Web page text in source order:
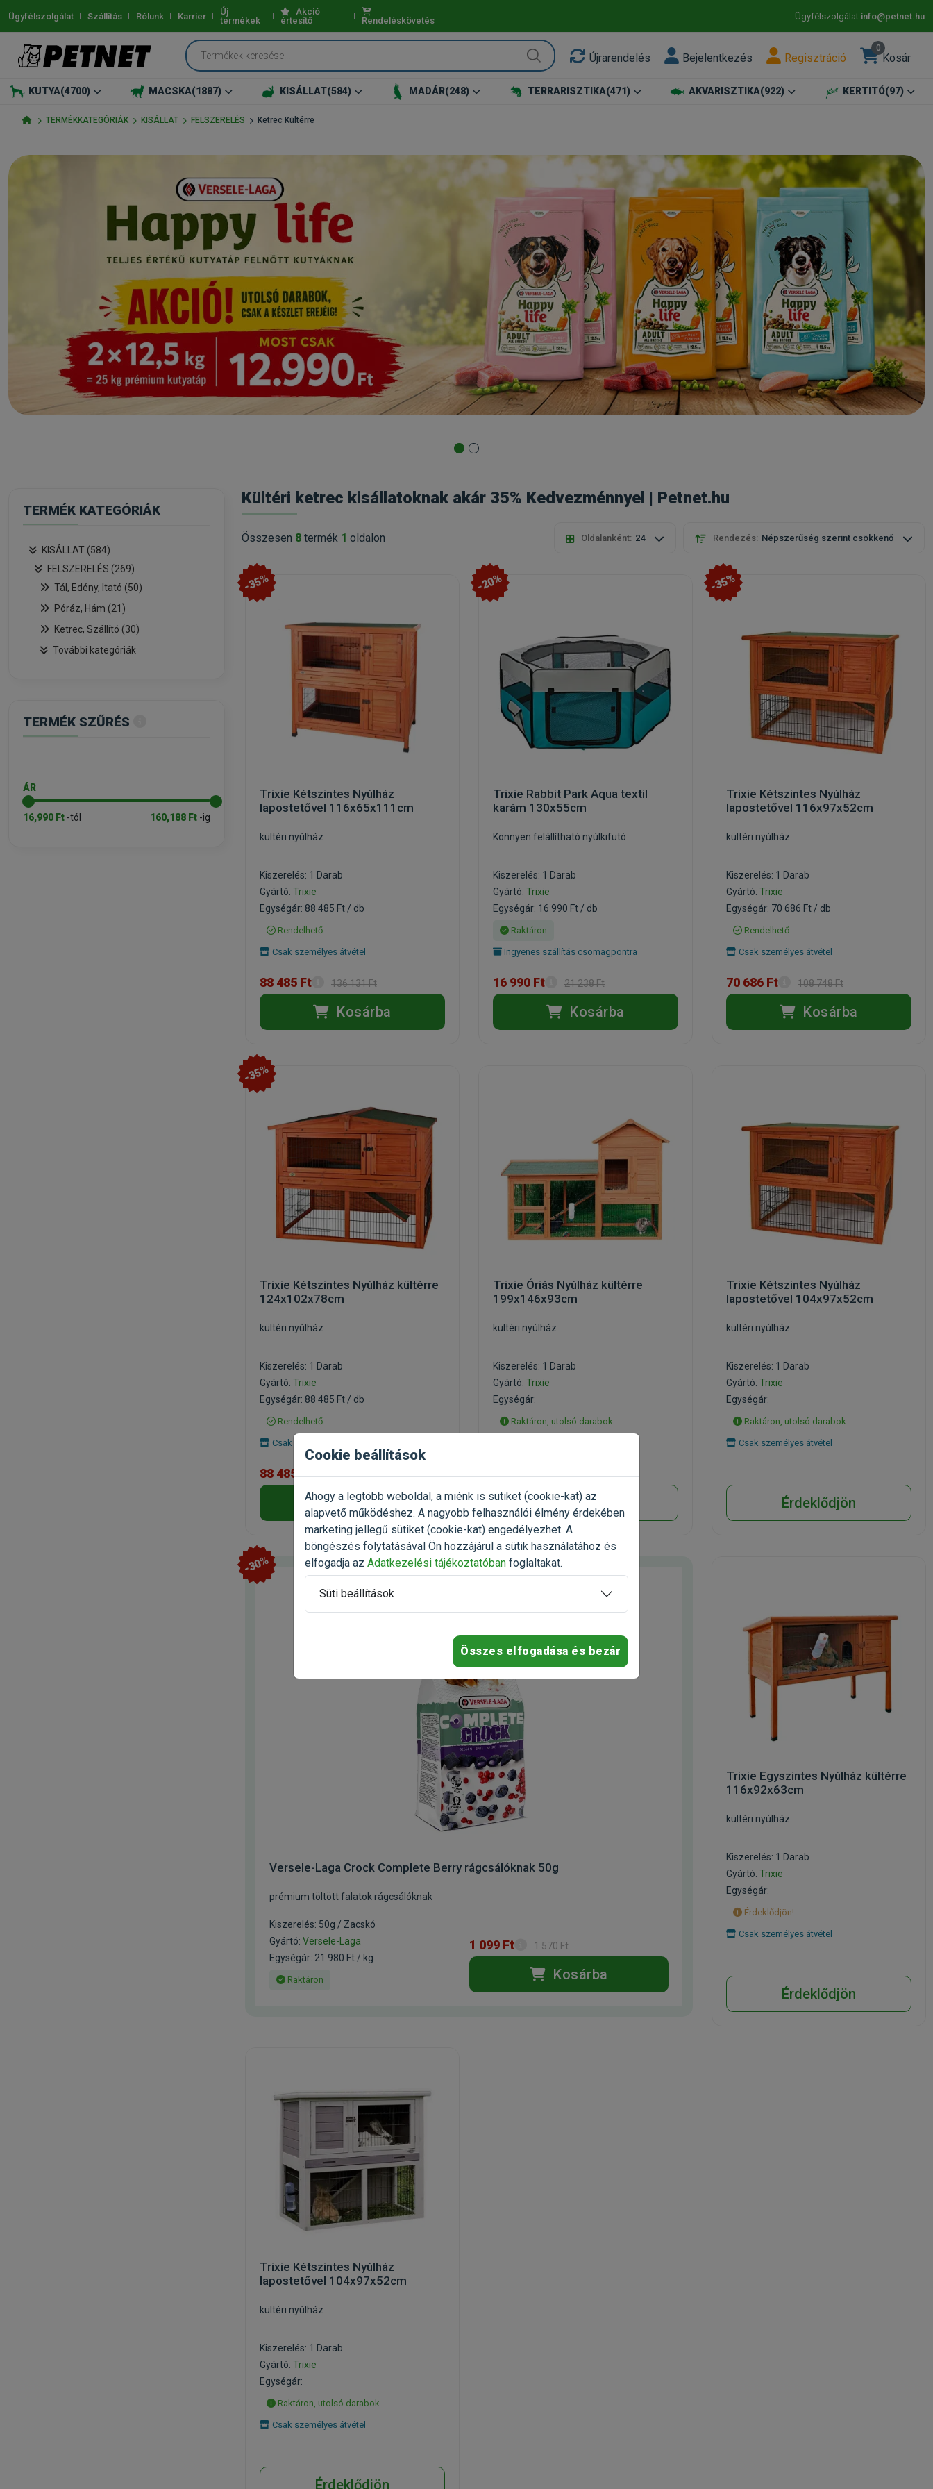
Ügyfélszolgálat Szállítás Rólunk Karrier
Új
termékek
Akció
értesítő
Rendeléskövetés Ügyfélszolgálat:info@petnet.hu
Újrarendelés Bejelentkezés Regisztráció
0
Kosár
KUTYA(4700) MACSKA(1887) KISÁLLAT(584) MADÁR(248) TERRARISZTIKA(471) AKVARISZTIKA(922) KERTITÓ(97)
TERMÉKKATEGÓRIÁK KISÁLLAT FELSZERELÉS Ketrec Kültérre
Kültéri ketrec kisállatoknak akár 35% Kedvezménnyel | Petnet.hu
Összesen 8 termék 1 oldalon Oldalanként: 24 Rendezés: Népszerűség szerint csökkenő
-35%
Trixie Kétszintes Nyúlház
lapostetővel 116x65x111cm
kültéri nyúlház
Kiszerelés: 1 Darab
Gyártó: Trixie
Egységár: 88 485 Ft / db
Rendelhető
Csak személyes átvétel
88 485 Ft 136 131 Ft
Kosárba
-20%
Trixie Rabbit Park Aqua textil
karám 130x55cm
Könnyen felállítható nyúlkifutó
Kiszerelés: 1 Darab
Gyártó: Trixie
Egységár: 16 990 Ft / db
Raktáron
Ingyenes szállítás csomagpontra
16 990 Ft 21 238 Ft
Kosárba
-35%
Trixie Kétszintes Nyúlház
lapostetővel 116x97x52cm
kültéri nyúlház
Kiszerelés: 1 Darab
Gyártó: Trixie
Egységár: 70 686 Ft / db
Rendelhető
Csak személyes átvétel
70 686 Ft 108 748 Ft
Kosárba
-35%
Trixie Kétszintes Nyúlház kültérre
124x102x78cm
kültéri nyúlház
Kiszerelés: 1 Darab
Gyártó: Trixie
Egységár: 88 485 Ft / db
Rendelhető
Csak személyes átvétel
88 485 Ft 136 131 Ft
Kosárba
Trixie Óriás Nyúlház kültérre
199x146x93cm
kültéri nyúlház
Kiszerelés: 1 Darab
Gyártó: Trixie
Egységár:
Raktáron, utolsó darabok
Érdeklődjön
Trixie Kétszintes Nyúlház
lapostetővel 104x97x52cm
kültéri nyúlház
Kiszerelés: 1 Darab
Gyártó: Trixie
Egységár:
Raktáron, utolsó darabok
Csak személyes átvétel
Érdeklődjön
-30%
Versele-Laga Crock Complete Berry rágcsálóknak 50g
prémium töltött falatok rágcsálóknak
Kiszerelés: 50g / Zacskó
Gyártó: Versele-Laga
Egységár: 21 980 Ft / kg
Raktáron
1 099 Ft 1 570 Ft
Kosárba
Trixie Egyszintes Nyúlház kültérre
116x92x63cm
kültéri nyúlház
Kiszerelés: 1 Darab
Gyártó: Trixie
Egységár:
Érdeklődjön!
Csak személyes átvétel
Érdeklődjön
Trixie Kétszintes Nyúlház
lapostetővel 104x97x52cm
kültéri nyúlház
Kiszerelés: 1 Darab
Gyártó: Trixie
Egységár:
Raktáron, utolsó darabok
Csak személyes átvétel
Érdeklődjön
TERMÉK KATEGÓRIÁK
KISÁLLAT (584)
FELSZERELÉS (269)
Tál, Edény, Itató (50)
Póráz, Hám (21)
Ketrec, Szállító (30)
További kategóriák
TERMÉK SZŰRÉS
ÁR
16,990 Ft -tól 160,188 Ft -ig
Cookie beállítások
Ahogy a legtöbb weboldal, a miénk is sütiket (cookie-kat) az
alapvető működéshez. A nagyobb felhasználói élmény érdekében
marketing jellegű sütiket (cookie-kat) engedélyezhet. A
böngészés folytatásával Ön hozzájárul a sütik használatához és
elfogadja az Adatkezelési tájékoztatóban foglaltakat.
Süti beállítások
Összes elfogadása és bezár